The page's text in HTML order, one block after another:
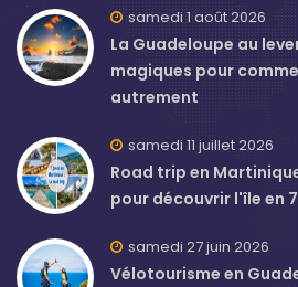
samedi 1 août 2026
La Guadeloupe au
magiques pour
autrement
samedi 11 juillet 2026
Road trip en
pour découvrir l'île en
samedi 27 juin 2026
Vélotourisme en